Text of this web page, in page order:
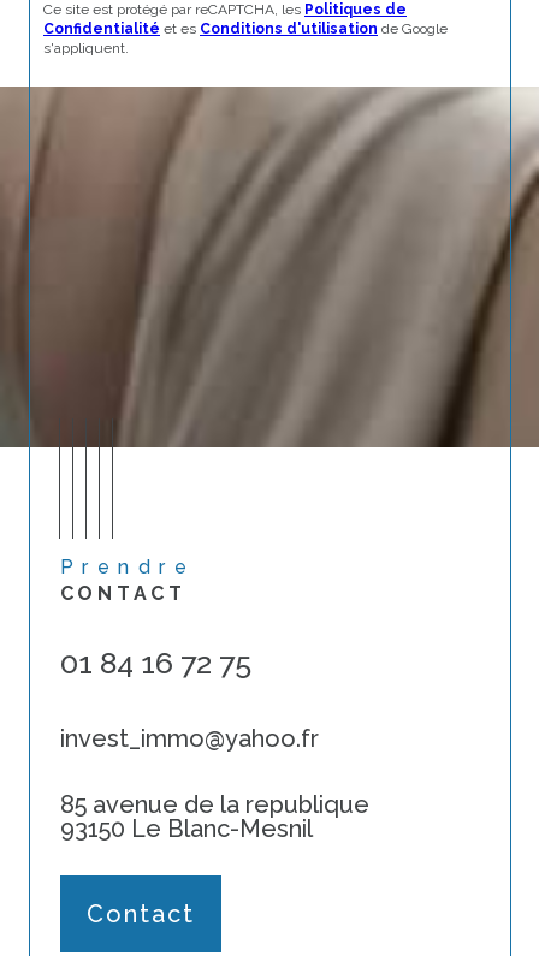
Ce site est protégé par reCAPTCHA, les Politiques de
Confidentialité et es Conditions d'utilisation de Google
s'appliquent.
Prendre
CONTACT
01 84 16 72 75
invest_immo@yahoo.fr
85 avenue de la republique
93150 Le Blanc-Mesnil
Contact